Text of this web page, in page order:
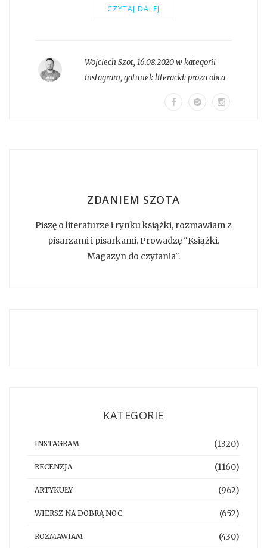
CZYTAJ DALEJ
Wojciech Szot, 16.08.2020 w kategorii
instagram, gatunek literacki:proza obca
ZDANIEM SZOTA
Piszę o literaturze i rynku książki, rozmawiam z
pisarzami i pisarkami. Prowadzę "Książki.
Magazyn do czytania".
KATEGORIE
INSTAGRAM (1320)
RECENZJA (1160)
ARTYKUŁY (962)
WIERSZ NA DOBRĄ NOC (652)
ROZMAWIAM (430)